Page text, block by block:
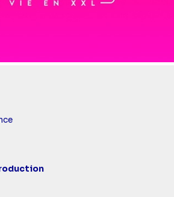
malentendants